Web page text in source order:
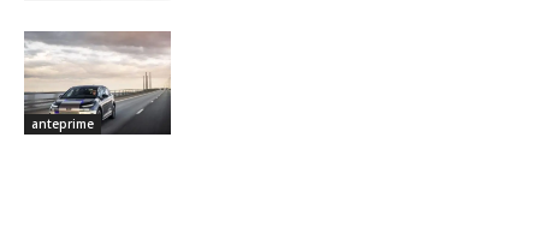
anteprime